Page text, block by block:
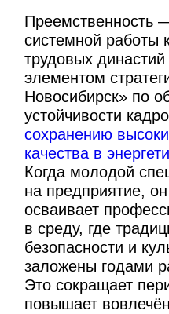
Преемственность
системной работы
трудовых
элементом
Новосибирск» по
устойчивости
сохранению
качества в
Когда молодой
на предприятие,
осваивает
в среду, где
безопасности и
заложены годами
Это сокращает
повышает